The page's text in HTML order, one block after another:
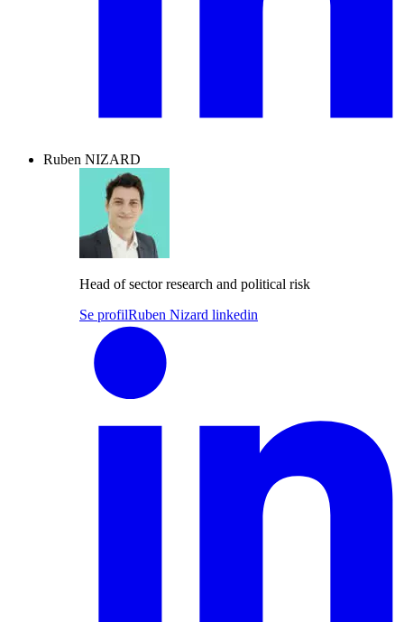
Ruben NIZARD
Head of sector research and political risk
Se profilRuben Nizard linkedin